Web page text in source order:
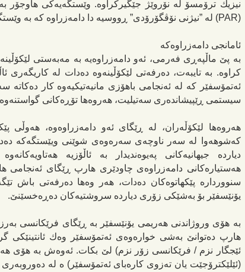
(PAR) له‌ ”نیژنی نۆڤگۆرۆدی” ڕووسیه‌ دا دامه‌زراوه‌ كه
بە
ئامانجی دامه‌زراوه‌كه‌
به‌ پێ ماڵپه‌ڕی فه‌رمی، ئه‌و دامه‌زراوه‌یه‌ به‌ مه‌به‌ستی
کراوە. به‌ تایبه‌ت،دەرفەتی لێكۆڵینه‌وه‌ ده‌دات له‌ كاریگه‌ر ی
ئه‌تمۆسفێرکە لە ئەنجامی باهۆزی مانیه‌تیكیه‌وه کار دەکاتە
سیستمی ڕێپیشانده‌ری سه‌تیلیت، هه‌روه‌ها تۆڕه‌كانی گواستنه‌وه‌
هه‌روه‌ها لێكۆڵه‌ران، له‌ ڕێگای ئه‌و دامه‌زراوه‌وه‌، هه‌وڵی
كه‌شوهه‌وا لە ‌ سه‌ر ناوچه‌ی سه‌ره‌وه‌ی شوێنی ویێستگەکە
دیارده‌ جیهانیه‌کانی پەیوەندیدار بە ‌ ئاڵۆزیه‌ هه‌تاویەکانەوە
هه‌ستیاره‌كانی دامه‌زراوه‌ی چاودێری هار پ ڕێگای‌ ئه‌نجامی
سنوورداره‌ پێكهاتوه‌كان ده‌دات، هه‌ر وه‌هادەرفەتی باش
یۆنێسفێر بۆ به‌شێكی زۆری دیارده‌ سروشتیه‌كاندەڕەخسێنێ.
به‌ هۆی وروژاندنی هه‌ریمی یۆنێسفێر بە ڕێگای فرێكانسی
هارپ ده‌توانێ
ئێجگار نزم / فرێكانسی زۆر نزم) لێ بكات. ئه‌وه‌ش‌ به‌ هۆی
(ئێلێكترۆجێت یان ته‌زوی كاره‌بای ئه‌تمۆسفێر)‌‌ە له‌